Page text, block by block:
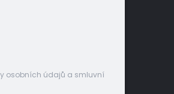
osobních údajů a smluvní